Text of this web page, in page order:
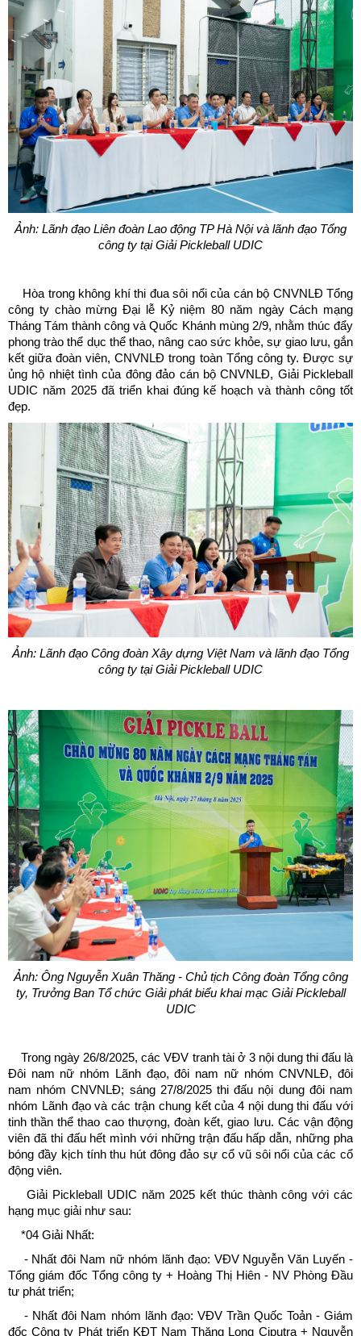
Ảnh: Lãnh đạo Liên đoàn Lao động TP Hà Nội và lãnh đạo Tổng
công ty tại Giải Pickleball UDIC
Hòa trong không khí thi đua sôi nổi của cán bộ CNVNLĐ Tổng
công ty chào mừng Đại lễ Kỷ niệm 80 năm ngày Cách mạng
Tháng Tám thành công và Quốc Khánh mùng 2/9, nhằm thúc đẩy
phong trào thể dục thể thao, nâng cao sức khỏe, sự giao lưu, gắn
kết giữa đoàn viên, CNVNLĐ trong toàn Tổng công ty. Được sự
ủng hộ nhiệt tình của đông đảo cán bộ CNVNLĐ, Giải Pickleball
UDIC năm 2025 đã triển khai đúng kế hoạch và thành công tốt
đẹp.
Ảnh: Lãnh đạo Công đoàn Xây dựng Việt Nam và lãnh đạo Tổng
công ty tại Giải Pickleball UDIC
Ảnh: Ông Nguyễn Xuân Thăng - Chủ tịch Công đoàn Tổng công
ty, Trưởng Ban Tổ chức Giải phát biểu khai mạc Giải Pickleball
UDIC
Trong ngày 26/8/2025, các VĐV tranh tài ở 3 nội dung thi đấu là
Đôi nam nữ nhóm Lãnh đạo, đôi nam nữ nhóm CNVNLĐ, đôi
nam nhóm CNVNLĐ; sáng 27/8/2025 thi đấu nội dung đôi nam
nhóm Lãnh đạo và các trận chung kết của 4 nội dung thi đấu với
tinh thần thể thao cao thượng, đoàn kết, giao lưu. Các vận động
viên đã thi đấu hết mình với những trận đấu hấp dẫn, những pha
bóng đầy kịch tính thu hút đông đảo sự cổ vũ sôi nổi của các cổ
động viên.
Giải Pickleball UDIC năm 2025 kết thúc thành công với các
hạng mục giải như sau:
*04 Giải Nhất:
- Nhất đôi Nam nữ nhóm lãnh đạo: VĐV Nguyễn Văn Luyến -
Tổng giám đốc Tổng công ty + Hoàng Thị Hiên - NV Phòng Đầu
tư phát triển;
- Nhất đôi Nam nhóm lãnh đạo: VĐV Trần Quốc Toản - Giám
đốc Công ty Phát triển KĐT Nam Thăng Long Ciputra + Nguyễn